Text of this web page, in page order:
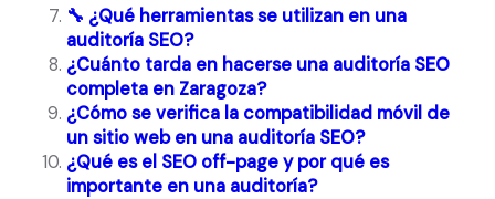
🔧 ¿Qué herramientas se utilizan en una
auditoría SEO?
¿Cuánto tarda en hacerse una auditoría SEO
completa en Zaragoza?
¿Cómo se verifica la compatibilidad móvil de
un sitio web en una auditoría SEO?
¿Qué es el SEO off-page y por qué es
importante en una auditoría?